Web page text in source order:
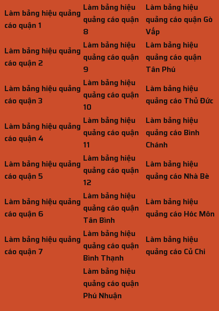
Làm bảng hiệu quảng
cáo quận 1
Làm bảng hiệu
quảng cáo quận
8
Làm bảng hiệu
quảng cáo quận Gò
Vấp
Làm bảng hiệu quảng
cáo quận 2
Làm bảng hiệu
quảng cáo quận
9
Làm bảng hiệu
quảng cáo quận
Tân Phú
Làm bảng hiệu quảng
cáo quận 3
Làm bảng hiệu
quảng cáo quận
10
Làm bảng hiệu
quảng cáo Thủ Đức
Làm bảng hiệu quảng
cáo quận 4
Làm bảng hiệu
quảng cáo quận
11
Làm bảng hiệu
quảng cáo Bình
Chánh
Làm bảng hiệu quảng
cáo quận 5
Làm bảng hiệu
quảng cáo quận
12
Làm bảng hiệu
quảng cáo Nhà Bè
Làm bảng hiệu quảng
cáo quận 6
Làm bảng hiệu
quảng cáo quận
Tân Bình
Làm bảng hiệu
quảng cáo Hóc Môn
Làm bảng hiệu quảng
cáo quận 7
Làm bảng hiệu
quảng cáo quận
Bình Thạnh
Làm bảng hiệu
quảng cáo Củ Chi
Làm bảng hiệu
quảng cáo quận
Phú Nhuận